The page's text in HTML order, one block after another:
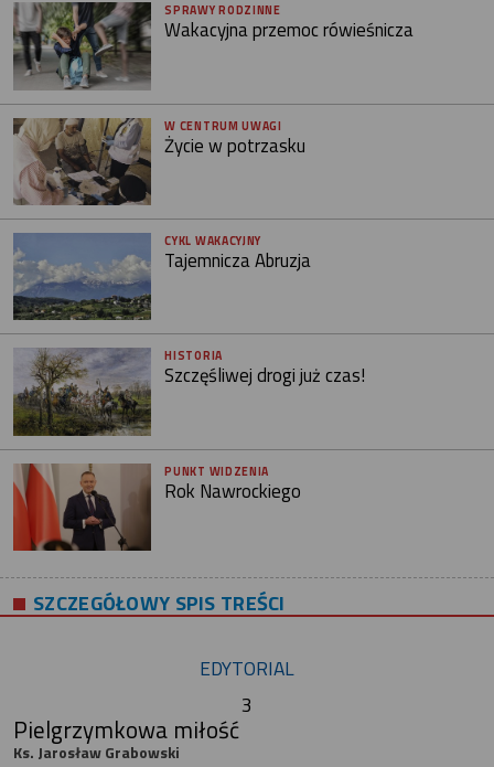
SPRAWY RODZINNE
Wakacyjna przemoc rówieśnicza
W CENTRUM UWAGI
Życie w potrzasku
CYKL WAKACYJNY
Tajemnicza Abruzja
HISTORIA
Szczęśliwej drogi już czas!
PUNKT WIDZENIA
Rok Nawrockiego
SZCZEGÓŁOWY SPIS TREŚCI
EDYTORIAL
3
Pielgrzymkowa miłość
Ks. Jarosław Grabowski